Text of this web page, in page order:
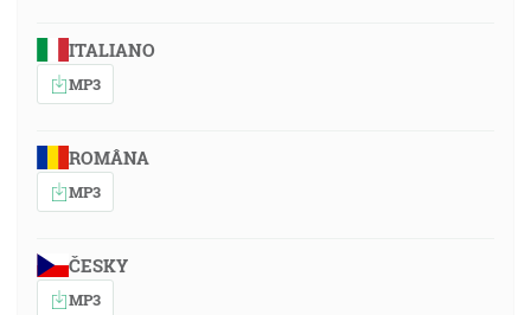
ITALIANO
MP3
ROMÂNA
MP3
ČESKY
MP3